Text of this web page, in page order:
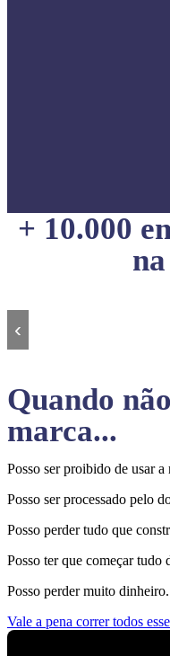
+ 10.000
‹
Quando
marca...
Posso ser proibido de usar a
Posso ser processado pelo
Posso perder tudo que
Posso ter que começar tudo
Posso perder muito dinheiro.
Vale a pena correr todos